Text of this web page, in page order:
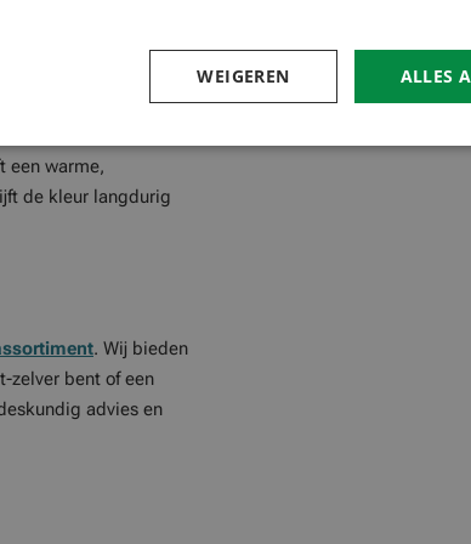
een warme,
de kleur langdurig
. Wij bieden
zelver bent of een
advies en
ALLES
WEIGEREN